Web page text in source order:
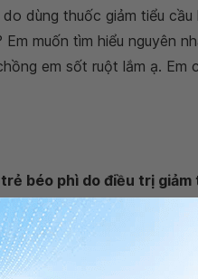
dùng thuốc giảm tiểu cầu
muốn tìm hiểu nguyên
em sốt ruột lắm ạ. Em
trẻ béo phì do điều trị giảm
bằng thuốc có chứa
do dùng thuốc, bé cần
hay tuyến thượng thận